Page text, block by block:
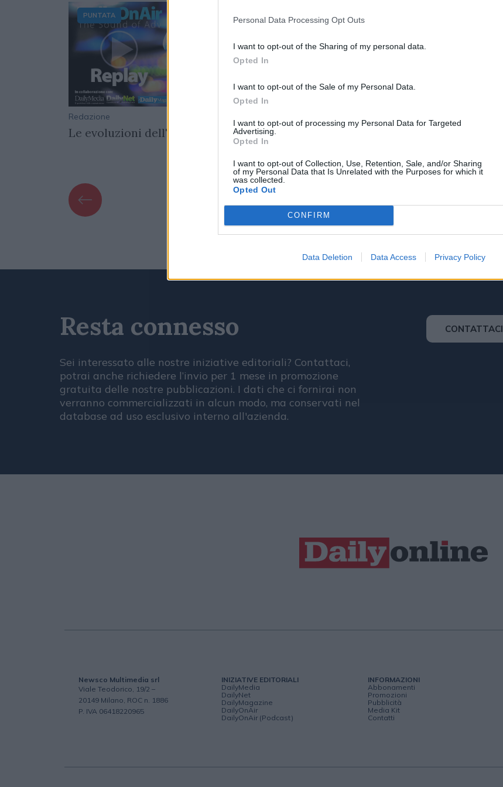
Personal Data Processing Opt Outs
I want to opt-out of the Sharing of my personal data.
Opted In
I want to opt-out of the Sale of my Personal Data.
Opted In
I want to opt-out of processing my Personal Data for Targeted
Advertising.
Opted In
I want to opt-out of Collection, Use, Retention, Sale, and/or Sharing
of my Personal Data that Is Unrelated with the Purposes for which it
was collected.
Opted Out
CONFIRM
Data Deletion Data Access Privacy Policy
PUNTATA
Redazione
Le evoluzioni dell'adv video online
PUNTATA
Incontro con MOCA interactive
Resta connesso
Sei interessato alle nostre iniziative editoriali? Contattaci,
potrai anche richiedere l’invio per 1 mese in promozione
gratuita delle nostre pubblicazioni. I dati che ci fornirai non
verranno commercializzati in alcun modo, ma conservati nel
database ad uso esclusivo interno all'azienda.
CONTATTACI
Newsco Multimedia srl
Viale Teodorico, 19/2 –
20149 Milano, ROC n. 1886
P. IVA 06418220965
INIZIATIVE EDITORIALI
DailyMedia
DailyNet
DailyMagazine
DailyOnAir
DailyOnAir (Podcast)
INFORMAZIONI
Abbonamenti
Promozioni
Pubblicità
Media Kit
Contatti